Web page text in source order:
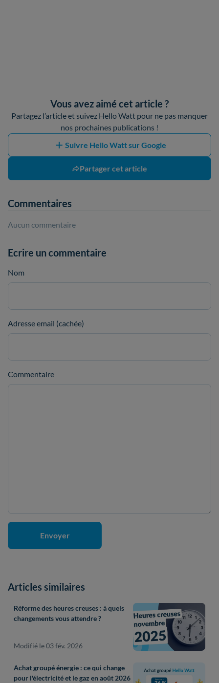
Vous avez aimé cet article ?
Partagez l’article et suivez Hello Watt pour ne pas manquer
nos prochaines publications !
Suivre Hello Watt sur Google
Partager cet article
Commentaires
Aucun commentaire
Ecrire un commentaire
Nom
Adresse email (cachée)
Commentaire
Articles similaires
Réforme des heures creuses : à quels
changements vous attendre ?
Modifié le 03 fév. 2026
Achat groupé énergie : ce qui change
pour l'électricité et le gaz en août 2026